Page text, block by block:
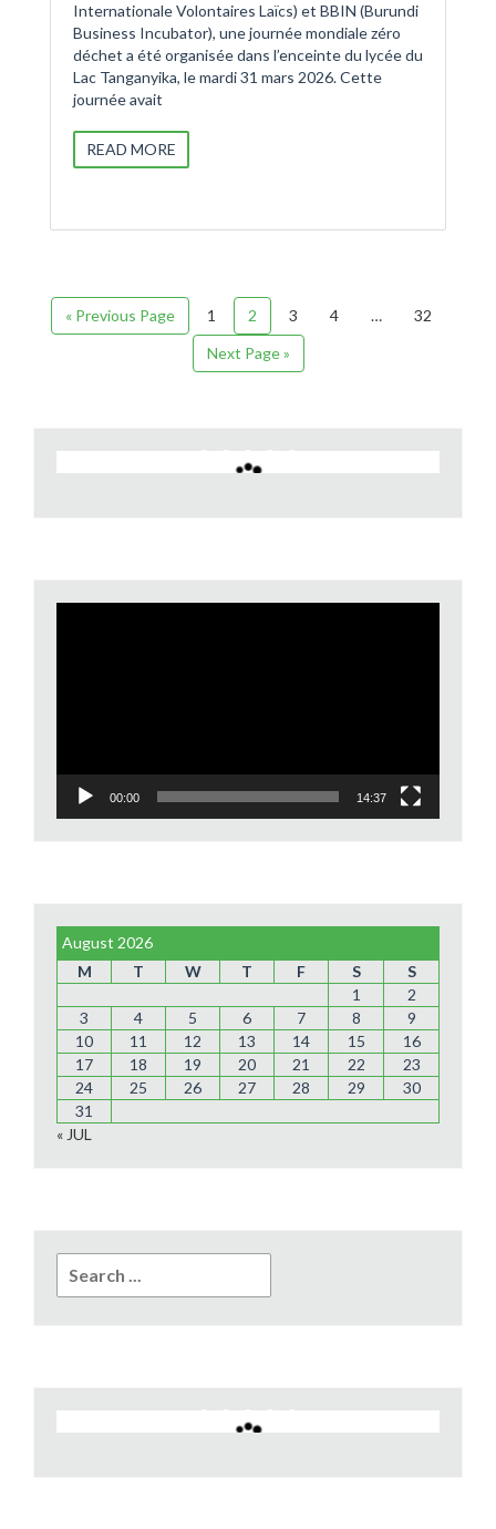
Internationale Volontaires Laïcs) et BBIN (Burundi
Business Incubator), une journée mondiale zéro
déchet a été organisée dans l’enceinte du lycée du
Lac Tanganyika, le mardi 31 mars 2026. Cette
journée avait
READ MORE
« Previous Page 1 2 3 4 …
32
Next Page »
00:00 14:37
August 2026
M
T W T F S
S
1
2
3
4 5 6 7 8
9
10
11 12 13 14 15
16
17
18 19 20 21 22
23
24
25 26 27 28 29
30
31
« JUL
for: